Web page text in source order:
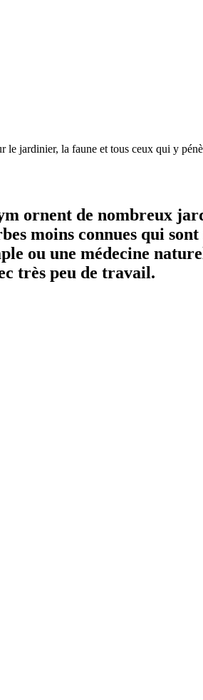
le jardinier, la faune et tous ceux qui y
ornent de nombreux
moins connues qui
ou une médecine
très peu de travail.